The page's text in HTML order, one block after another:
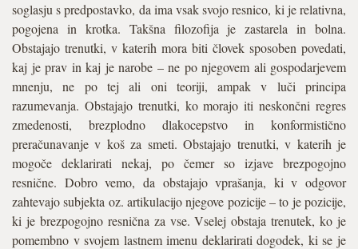
soglasju s predpostavko, da ima vsak svojo resnico, ki je relativna,
pogojena in krotka. Takšna filozofija je zastarela in bolna.
Obstajajo trenutki, v katerih mora biti človek sposoben povedati,
kaj je prav in kaj je narobe – ne po njegovem ali gospodarjevem
mnenju, ne po tej ali oni teoriji, ampak v luči principa
razumevanja. Obstajajo trenutki, ko morajo iti neskončni regres
zmedenosti, brezplodno dlakocepstvo in konformistično
preračunavanje v koš za smeti. Obstajajo trenutki, v katerih je
mogoče deklarirati nekaj, po čemer so izjave brezpogojno
resnične. Dobro vemo, da obstajajo vprašanja, ki v odgovor
zahtevajo subjekta oz. artikulacijo njegove pozicije – to je pozicije,
ki je brezpogojno resnična za vse. Vselej obstaja trenutek, ko je
pomembno v svojem lastnem imenu deklarirati dogodek, ki se je